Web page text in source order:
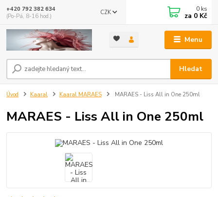
Menu
CZK
Hledat
+420 792 382 634
(Po-Pá, 8-16 hod.)
0 ks
za 0 Kč
Úvod Kaaral Kaaral MARAES MARAES - Liss All in One 250ml
MARAES - Liss All in One 250ml